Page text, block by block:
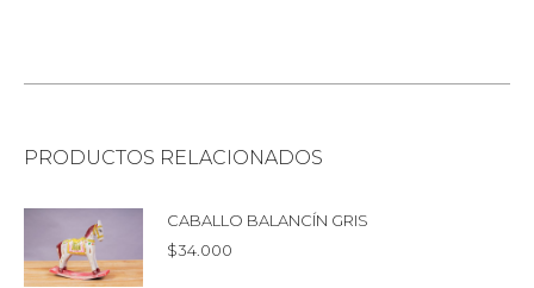
PRODUCTOS RELACIONADOS
CABALLO BALANCÍN GRIS
$34.000